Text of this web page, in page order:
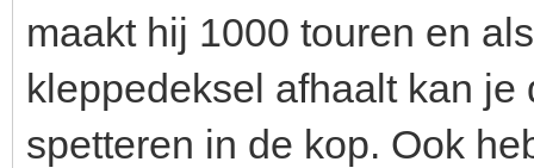
maakt hij 1000 touren en
kleppedeksel afhaalt kan
spetteren in de kop. Ook